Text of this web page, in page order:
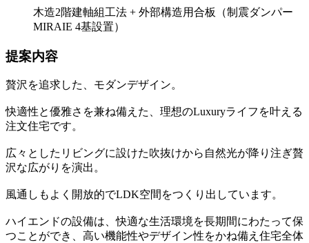
木造2階建軸組工法 + 外部構造用合板（制震ダンパー
MIRAIE 4基設置）
提案内容
贅沢を追求した、モダンデザイン。
快適性と優雅さを兼ね備えた、理想のLuxuryライフを叶える
注文住宅です。
広々としたリビングに設けた吹抜けから自然光が降り注ぎ贅
沢な広がりを演出。
風通しもよく開放的でLDK空間をつくり出しています。
ハイエンドの設備は、快適な生活環境を長期間にわたって保
つことができ、高い機能性やデザイン性をかね備え住宅全体